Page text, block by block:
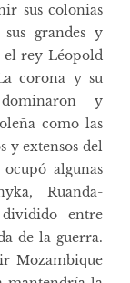
sus colonias
grandes y
rey Léopold
corona y su
y
como las
y extensos del
algunas
Ruanda-
entre
de la guerra.
Mozambique